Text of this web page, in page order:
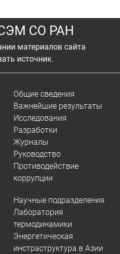
СО РАН
материалов сайта
источник.
Общие сведения
Важнейшие результаты
Исследования
Разработки
Журналы
Руководство
Противодействие
коррупции
Научные подразделения
Лаборатория
термодинамики
Энергетическая
инстраструктура в Азии